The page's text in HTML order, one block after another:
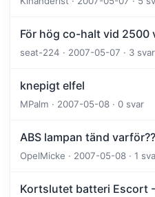
För hög co-halt vid 2500
seat-224 · 2007-05-07 · 3
knepigt elfel
MPalm · 2007-05-08 · 0 svar
ABS lampan tänd
OpelMicke · 2007-05-08 · 1
Kortslutet batteri Escort